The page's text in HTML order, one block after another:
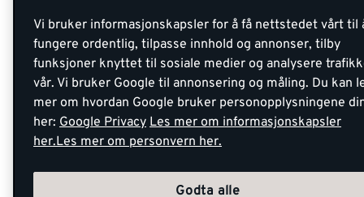
Vi bruker informasjonskapsler for å få nettstedet vårt til
fungere ordentlig, tilpasse innhold og annonser, tilby
funksjoner knyttet til sosiale medier og analysere
vår. Vi bruker Google til annonsering og måling. Du kan
mer om hvordan Google bruker personopplysningene
her: Google Privacy Les mer om informasjonskapsler
her.Les mer om personvern her.
Godta alle